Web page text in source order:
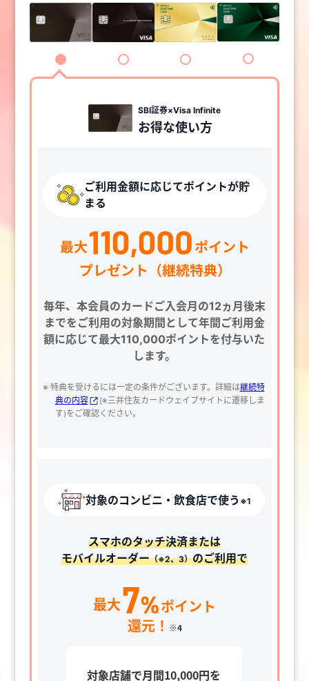
SBI証券×Visa Infinite
お得な使い方
ご利用金額に応じてポイントが貯
まる
毎年、本会員のカードご入会月の12ヵ月後末
までをご利用の対象期間として年間ご利用金
額に応じて最大110,000ポイントを付与いた
します。
※ 特典を受けるには一定の条件がございます。詳細は継続特
典の内容
(※三井住友カードウェイブサイトに遷移しま
す)をご確認ください。
対象のコンビニ・飲食店で使う ※1
スマホのタッチ決済または
モバイルオーダー（※2、3）のご利用で